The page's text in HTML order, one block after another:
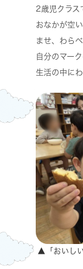
2歳児クラス
おなかが空
ませ、わら
自分のマー
生活の中に
▲「おいし